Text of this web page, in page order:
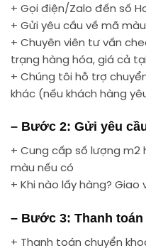
+ Gọi điện/Zalo đến số
+ Gửi yêu cầu về mã màu
+ Chuyên viên tư vấn
trạng hàng hóa, giá cả
+ Chúng tôi hỗ trợ
khác (nếu khách hàng
– Bước 2: Gửi yêu
+ Cung cấp số lượng m2
màu nếu có
+ Khi nào lấy hàng? Giao
– Bước 3: Thanh toán
+ Thanh toán chuyển